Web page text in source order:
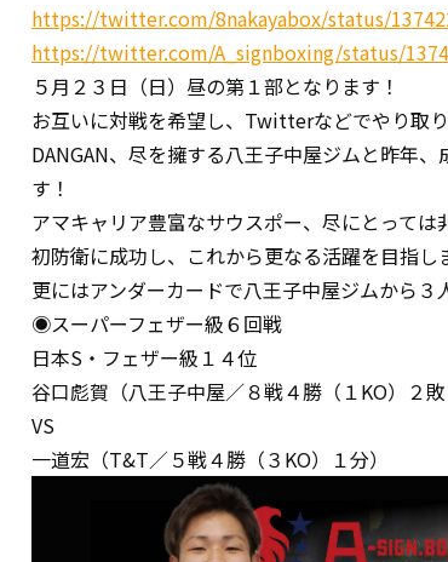
https://twitter.com/8nakayabox/status/
https://twitter.com/A_signboxing/status/
５月２３日（日）昼の第１部となります！
お互いに対戦を希望し、Twitterなどでやり取
DANGAN、尽を擁する八王子中屋ジムと昨年
す！
アマキャリア豊富なサウスポー、尽にとっては
初防衛に成功し、これから更なる活躍を目指し
更にはアンダーカードで八王子中屋ジムから３
◉スーパーフェザー級６回戦
日本S・フェザー級１４位
谷口彪賀（八王子中屋／８戦４勝（１KO）２敗
VS
一道宏（T&T／５戦４勝（３KO）１分）